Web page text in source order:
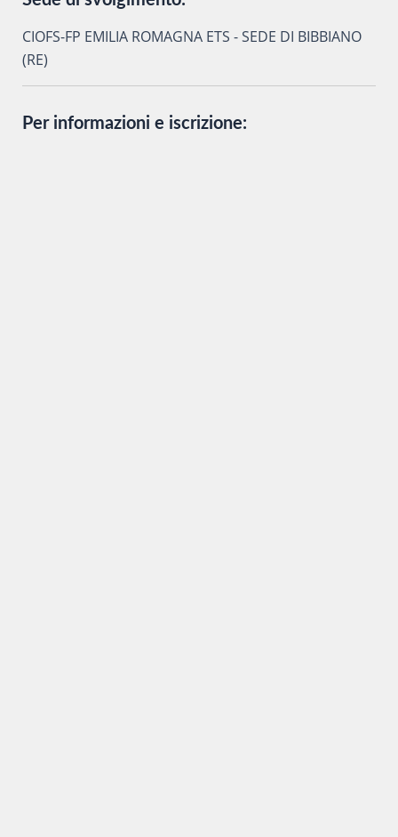
CIOFS-FP EMILIA ROMAGNA ETS - SEDE DI BIBBIANO
(RE)
Per informazioni e iscrizione: